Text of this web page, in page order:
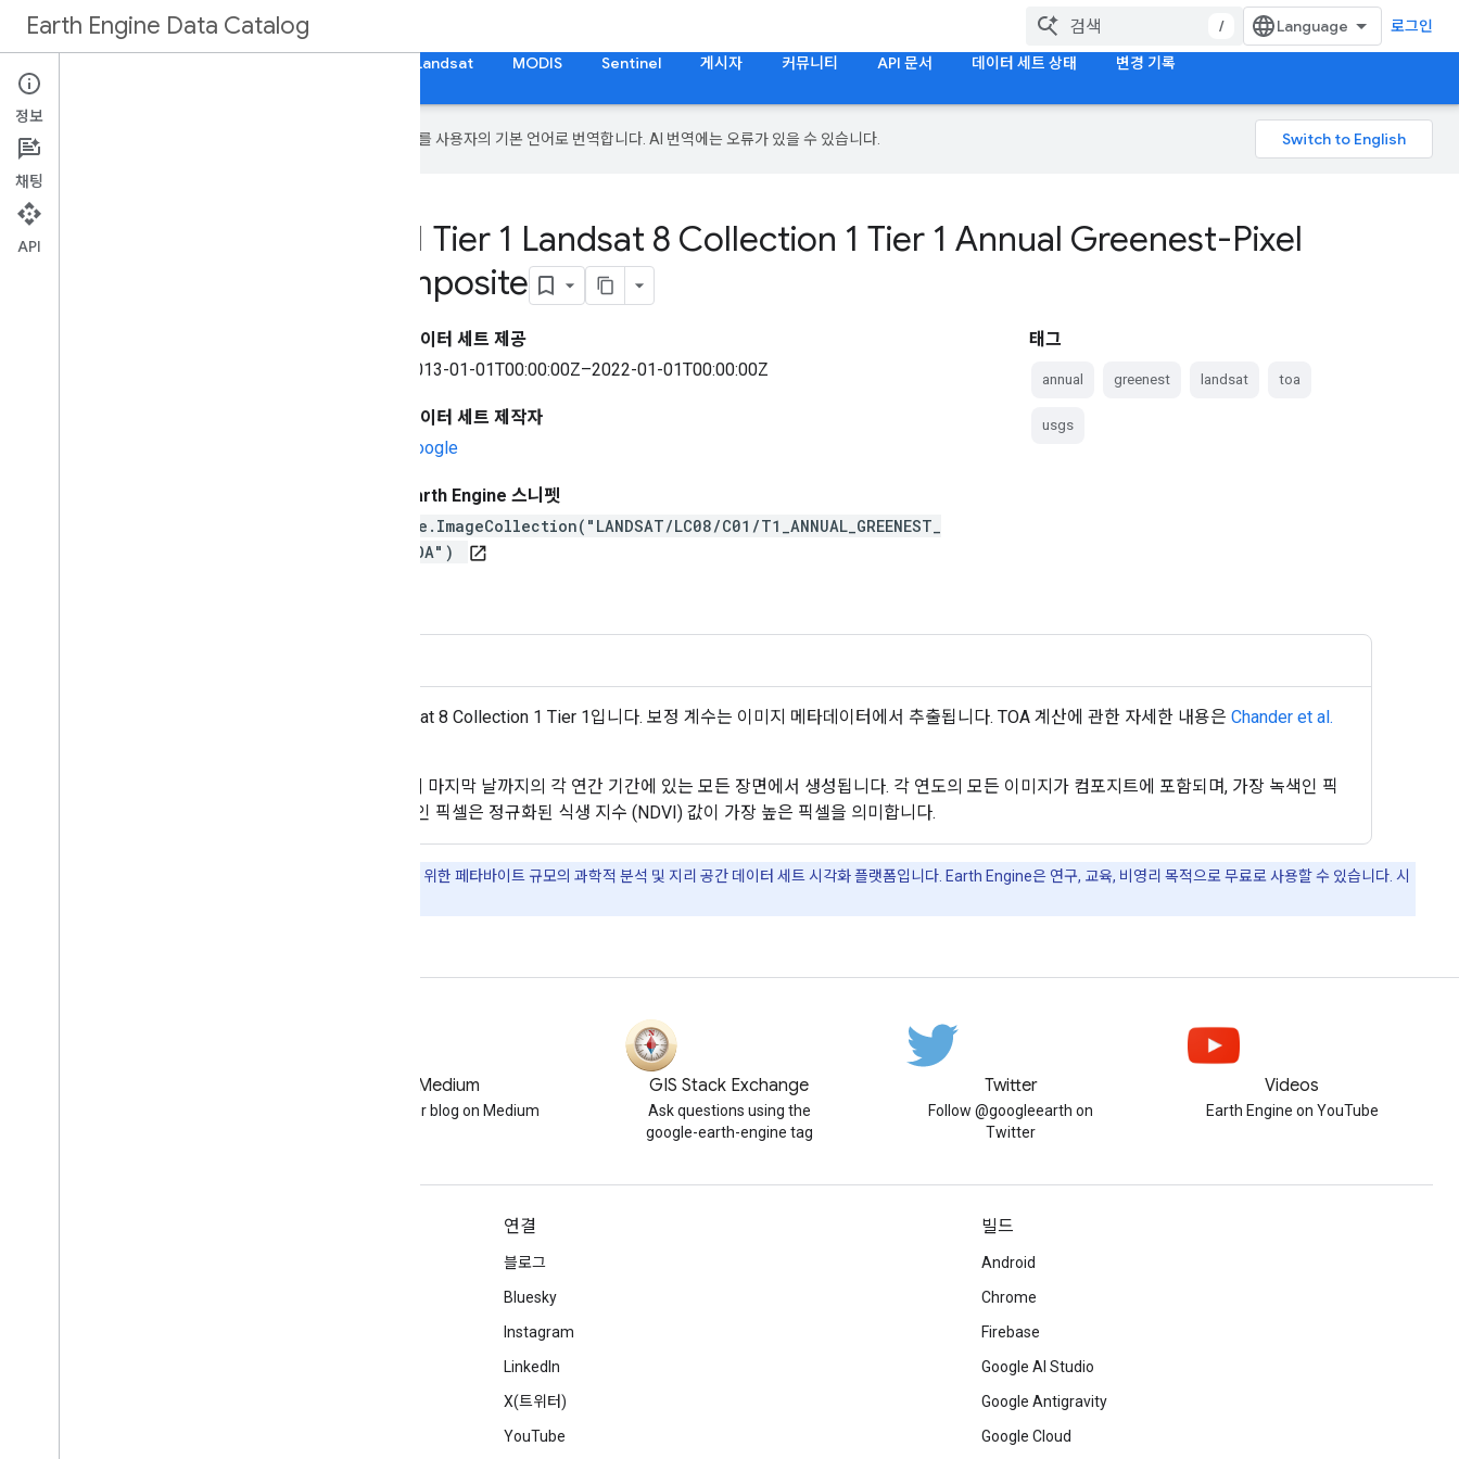
Earth Engine Data Catalog / 로그인
Landsat MODIS Sentinel 게시자 커뮤니티 API 문서 데이터 세트 상태 변경 기록
Google은 AI 기술을 사용하여 콘텐츠를 사용자의 기본 언어로 번역합니다. AI 번역에는 오류가 있을 수 있습니다.
Landsat 8 Collection 1 Tier 1 Landsat 8 Collection 1 Tier 1 Annual Greenest-Pixel
TOA Reflectance Composite
데이터 세트 제공
2013-01-01T00:00:00Z–2022-01-01T00:00:00Z
데이터 세트 제작자
Google
Earth Engine 스니펫
ee.ImageCollection("LANDSAT/LC08/C01/T1_ANNUAL_GREENEST_
TOA")
open_in_new
태그
annual greenest landsat toa
usgs
대기권 상단 (TOA) 반사율로 보정된 Landsat 8 Collection 1 Tier 1입니다. 보정 계수는 이미지 메타데이터에서 추출됩니다. TOA 계산에 관한 자세한 내용은 Chander et al.
이러한 컴포지트는 연도의 첫날부터 연도의 마지막 날까지의 각 연간 기간에 있는 모든 장면에서 생성됩니다. 각 연도의 모든 이미지가 컴포지트에 포함되며, 가장 녹색인 픽
셀이 컴포지트 값입니다. 여기서 가장 녹색인 픽셀은 정규화된 식생 지수 (NDVI) 값이 가장 높은 픽셀을 의미합니다.
Earth Engine은 공익과 비즈니스 및 정부 사용자를 위한 페타바이트 규모의 과학적 분석 및 지리 공간 데이터 세트 시각화 플랫폼입니다. Earth Engine은 연구, 교육, 비영리 목적으로 무료로 사용할 수 있습니다. 시
Medium
Follow our blog on Medium
GIS Stack Exchange
Ask questions using the
google-earth-engine tag
Twitter
Follow @googleearth on
Twitter
Videos
Earth Engine on YouTube
연결
블로그
Bluesky
Instagram
LinkedIn
X(트위터)
YouTube
빌드
Android
Chrome
Firebase
Google AI Studio
Google Antigravity
Google Cloud
정보
채팅
API